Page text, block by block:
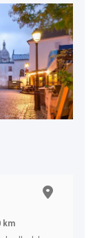
km